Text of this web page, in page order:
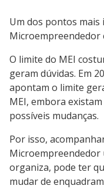
Um dos pontos
O limite do MEI
geram dúvidas. Em
apontam o limite
MEI, embora
possíveis mudanças.
Por isso,
Microempreendedor
organiza, pode ter
mudar de